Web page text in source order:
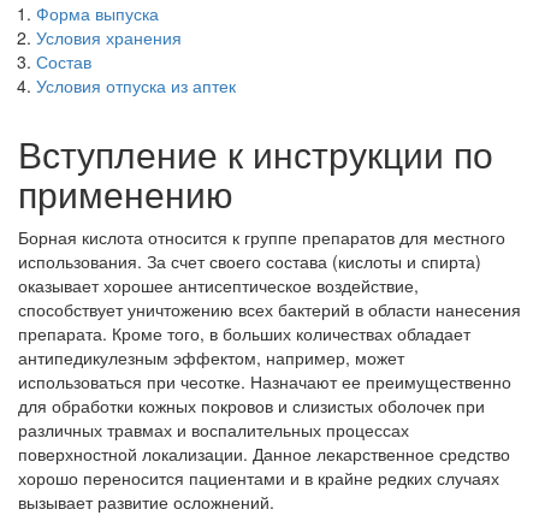
Форма выпуска
Условия хранения
Состав
Условия отпуска из аптек
Вступление к инструкции по
применению
Борная кислота относится к группе препаратов для местного
использования. За счет своего состава (кислоты и спирта)
оказывает хорошее антисептическое воздействие,
способствует уничтожению всех бактерий в области нанесения
препарата. Кроме того, в больших количествах обладает
антипедикулезным эффектом, например, может
использоваться при чесотке. Назначают ее преимущественно
для обработки кожных покровов и слизистых оболочек при
различных травмах и воспалительных процессах
поверхностной локализации. Данное лекарственное средство
хорошо переносится пациентами и в крайне редких случаях
вызывает развитие осложнений.